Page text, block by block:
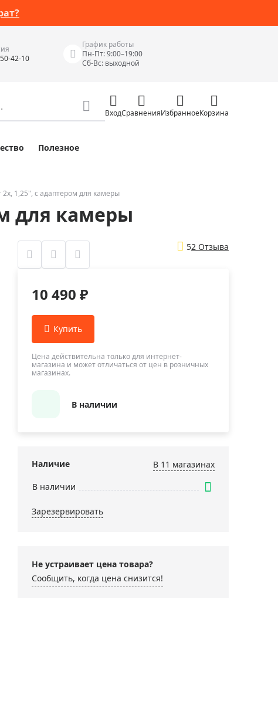
42-10
График работы
Пн-Пт: 9:00–19:00
Сб-Вс: выходной
Junior
Измерительные инструменты
Лазерные уровни
Цифровые уровни и угломеры
Электроизмерительные приборы
Приборы неразрушающего контроля
Приборы теплового контроля
Детекторы проводки
Влагомеры (датчики влажности)
Измерители параметров окружающей
среды
Видеоэндоскопы
Прочее
ВходСравненияИзбранноеКорзина
Полезное
1,25", с адаптером для камеры
для камеры
52 Отзыва
10 490 ₽
Цена действительна только для интернет-
магазина и может отличаться от цен в розничных
магазинах.
В наличии
Наличие
В 11 магазинах
В наличии
Зарезервировать
Не устраивает цена товара?
Сообщить, когда цена снизится!